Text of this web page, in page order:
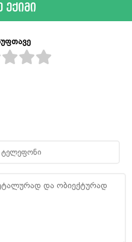
ექიმი